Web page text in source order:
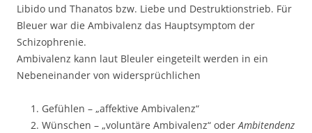
Libido und Thanatos bzw. Liebe und Destruktionstrieb. Für
Bleuer war die Ambivalenz das Hauptsymptom der
Schizophrenie.
Ambivalenz kann laut Bleuler eingeteilt werden in ein
Nebeneinander von widersprüchlichen
Gefühlen – „affektive Ambivalenz“
Wünschen – „voluntäre Ambivalenz“ oderAmbitendenz